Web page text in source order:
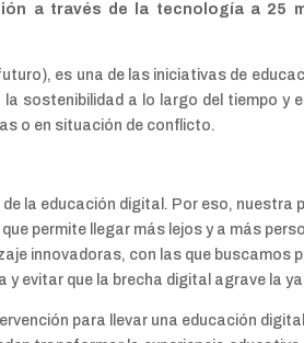
a través de la tecnología a 25
es una de las iniciativas de
sostenibilidad a lo largo del tiempo y
o en situación de conflicto.
la educación digital. Por eso,
permite llegar más lejos y a más
innovadoras, con las que buscamos
y evitar que la brecha digital agrave la
para llevar una educación